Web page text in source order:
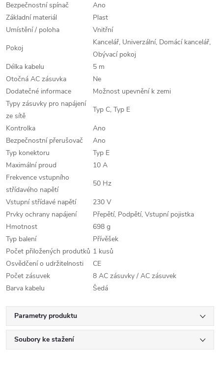
Bezpečnostní spínač
Ano
Základní materiál
Plast
Umístění / poloha
Vnitřní
Pokoj
Kancelář, Univerzální, Domácí kancelář,
Obývací pokoj
Délka kabelu
5 m
Otočná AC zásuvka
Ne
Dodatečné informace
Možnost upevnění k zemi
Typy zásuvky pro napájení
ze sítě
Typ C, Typ E
Kontrolka
Ano
Bezpečnostní přerušovač
Ano
Typ konektoru
Typ E
Maximální proud
10 A
Frekvence vstupního
střídavého napětí
50 Hz
Vstupní střídavé napětí
230 V
Prvky ochrany napájení
Přepětí, Podpětí, Vstupní pojistka
Hmotnost
698 g
Typ balení
Přívěšek
Počet přiložených produtků 1 kusů
Osvědčení o udržitelnosti
CE
Počet zásuvek
8 AC zásuvky / AC zásuvek
Barva kabelu
Šedá
Parametry produktu
Soubory ke stažení